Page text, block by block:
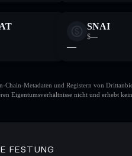
SNAI
$—
—
Chain-Metadaten und Registern von
Eigentumsverhältnisse nicht und erhebt
FESTUNG